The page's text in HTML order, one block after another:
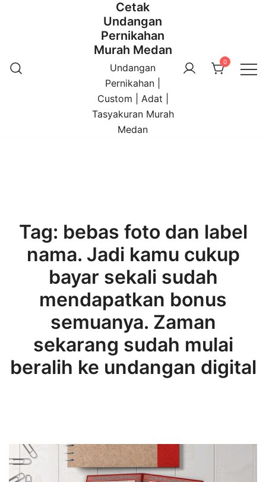
Cetak
Undangan
Pernikahan
Murah Medan
Undangan
Pernikahan |
Custom | Adat |
Tasyakuran Murah
Medan
0
Tag: bebas foto dan label
nama. Jadi kamu cukup
bayar sekali sudah
mendapatkan bonus
semuanya. Zaman
sekarang sudah mulai
beralih ke undangan digital